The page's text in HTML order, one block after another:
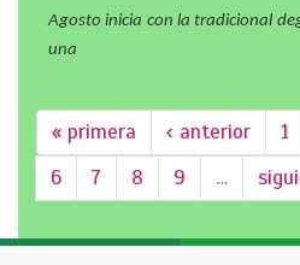
Agosto inicia con la tradicional
una
« primera ‹ anterior 1
6
7 8 9 …